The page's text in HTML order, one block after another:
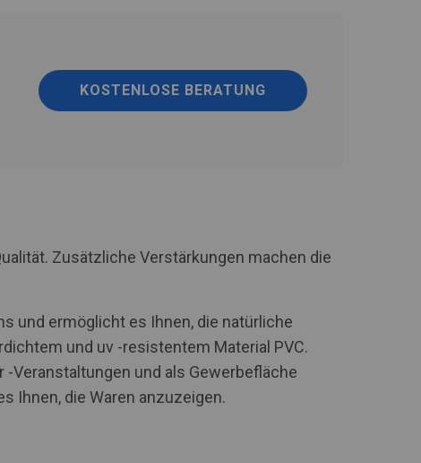
KOSTENLOSE BERATUNG
Zusätzliche Verstärkungen machen die
und ermöglicht es Ihnen, die natürliche
und uv -resistentem Material PVC.
Veranstaltungen und als Gewerbefläche
Ihnen, die Waren anzuzeigen.